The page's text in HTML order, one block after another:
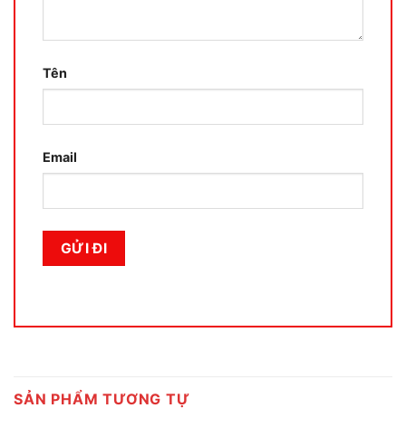
Tên
Email
SẢN PHẨM TƯƠNG TỰ